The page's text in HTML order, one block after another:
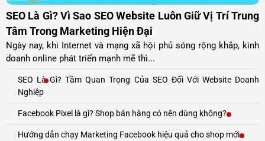
SEO Là Gì? Vì Sao SEO Website Luôn Giữ Vị Trí Trung
Tâm Trong Marketing Hiện Đại
Ngày nay, khi Internet và mạng xã hội phủ sóng rộng khắp, kinh
doanh online phát triển mạnh mẽ thì...
SEO Là Gì? Tầm Quan Trọng Của SEO Đối Với Website Doanh
Nghiệp
Facebook Pixel là gì? Shop bán hàng có nên dùng không?
Hướng dẫn chạy Marketing Facebook hiệu quả cho shop mới